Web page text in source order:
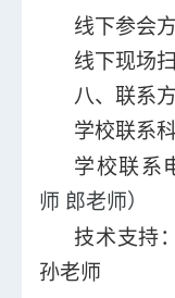
线下参会方
线下现场
八、联系
学校联系
学校联系
师 郎老师）
技术支持：
孙老师